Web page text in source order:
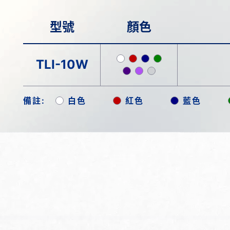
型號 顏色
TLI-10W
備註: 白色 紅色 藍色